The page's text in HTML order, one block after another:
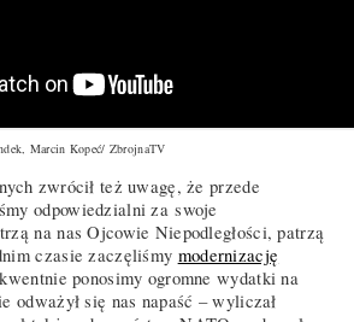
Marcin Kopeć/ ZbrojnaTV
zwrócił też uwagę, że przede
odpowiedzialni za swoje
na nas Ojcowie Niepodległości, patrzą
czasie zaczęliśmy modernizację
ponosimy ogromne wydatki na
odważył się nas napaść – wyliczał